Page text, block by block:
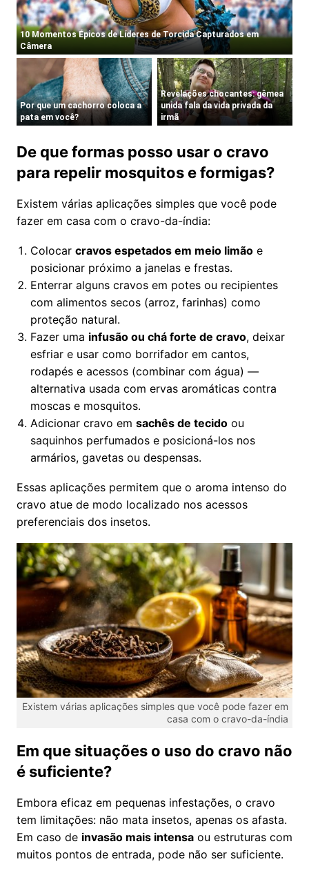
De que formas posso usar o cravo
para repelir mosquitos e formigas?
Existem várias aplicações simples que você pode
fazer em casa com o cravo-da-índia:
Colocar cravos espetados em meio limão e
posicionar próximo a janelas e frestas.
Enterrar alguns cravos em potes ou recipientes
com alimentos secos (arroz, farinhas) como
proteção natural.
Fazer uma infusão ou chá forte de cravo, deixar
esfriar e usar como borrifador em cantos,
rodapés e acessos (combinar com água) —
alternativa usada com ervas aromáticas contra
moscas e mosquitos.
Adicionar cravo em sachês de tecido ou
saquinhos perfumados e posicioná-los nos
armários, gavetas ou despensas.
Essas aplicações permitem que o aroma intenso do
cravo atue de modo localizado nos acessos
preferenciais dos insetos.
Existem várias aplicações simples que você pode fazer em
casa com o cravo-da-índia
Em que situações o uso do cravo não
é suficiente?
Embora eficaz em pequenas infestações, o cravo
tem limitações: não mata insetos, apenas os afasta.
Em caso de invasão mais intensa ou estruturas com
muitos pontos de entrada, pode não ser suficiente.